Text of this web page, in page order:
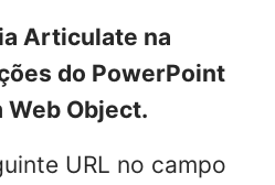
Articulate na
do PowerPoint
Web Object.
URL no campo